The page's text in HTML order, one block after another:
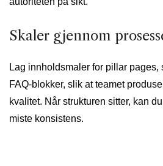
Skaler gjennom
Lag innholdsmaler for pillar pages,
FAQ-blokker, slik at teamet
kvalitet. Når strukturen sitter, kan
miste konsistens.